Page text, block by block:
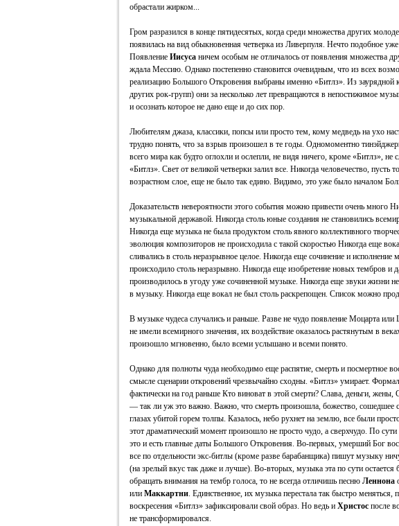
обрастали жирком...
Гром разразился в конце пятидесятых, когда среди множества других
появилась на вид обыкновенная четверка из Ливерпуля. Нечто подобное
Появление Иисуса ничем особым не отличалось от появления множества
ждала Мессию. Однако постепенно становится очевидным, что из всех
реализацию Большого Откровения выбраны именно «Битлз». Из заурядной
других рок-групп) они за несколько лет превращаются в непостижимое
и осознать которое не дано еще и до сих пор.
Любителям джаза, классики, попсы или просто тем, кому медведь на ухо
трудно понять, что за взрыв произошел в те годы. Одномоментно
всего мира как будто оглохли и ослепли, не видя ничего, кроме «Битлз», не
«Битлз». Свет от великой четверки залил все. Никогда человечество, пусть
возрастном слое, еще не было так едино. Видимо, это уже было началом
Доказательств невероятности этого события можно привести очень много
музыкальной державой. Никогда столь юные создания не становились
Никогда еще музыка не была продуктом столь явного коллективного
эволюция композиторов не происходила с такой скоростью Никогда еще
сливались в столь неразрывное целое. Никогда еще сочинение и исполнение
происходило столь неразрывно. Никогда еще изобретение новых тембров и
производилось в угоду уже сочиненной музыке. Никогда еще звуки жизни
в музыку. Никогда еще вокал не был столь раскрепощен. Список можно
В музыке чудеса случались и раньше. Разве не чудо появление Моцарта или
не имели всемирного значения, их воздействие оказалось растянутым в
произошло мгновенно, было всеми услышано и всеми понято.
Однако для полноты чуда необходимо еще распятие, смерть и посмертное
смысле сценарии откровений чрезвычайно сходны. «Битлз» умирает.
фактически на год раньше Кто виноват в этой смерти? Слава, деньги,
— так ли уж это важно. Важно, что смерть произошла, божество, сошедшее
глазах убитой горем толпы. Казалось, небо рухнет на землю, все были
этот драматический момент произошло не просто чудо, а сверхчудо. По
это и есть главные даты Большого Откровения. Во-первых, умерший Бог
все по отдельности экс-битлы (кроме разве барабанщика) пишут музыку
(на зрелый вкус так даже и лучше). Во-вторых, музыка эта по сути остается
обращать внимания на тембр голоса, то не всегда отличишь песню Леннона
или Маккартни. Единственное, их музыка перестала так быстро меняться,
воскресения «Битлз» зафиксировали свой образ. Но ведь и Христос после
не трансформировался.